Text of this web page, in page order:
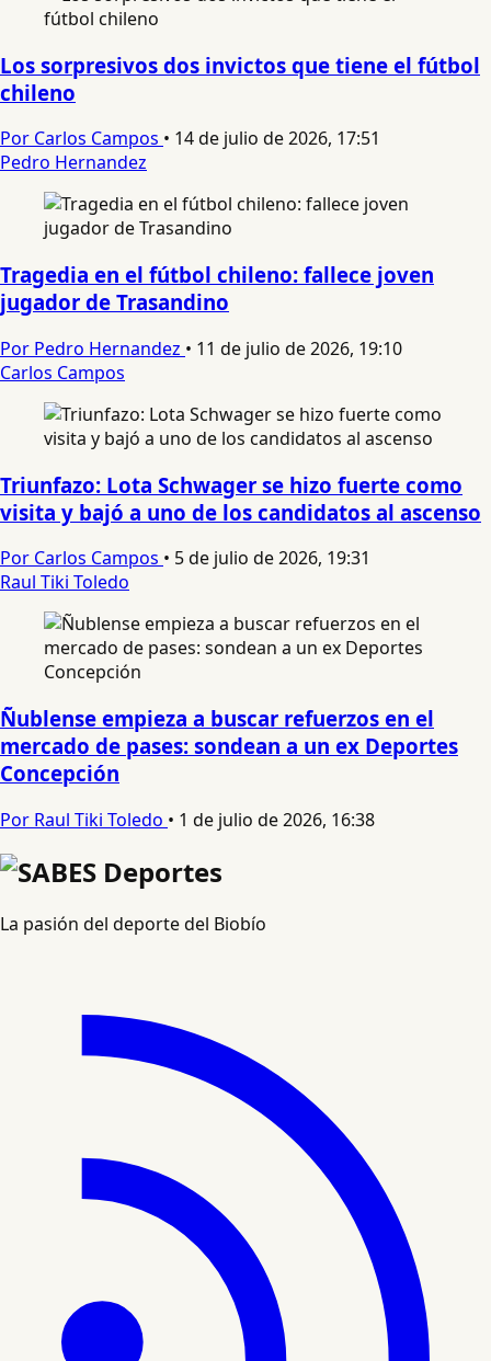
Los sorpresivos dos invictos que tiene el fútbol
chileno
Por Carlos Campos • 14 de julio de 2026, 17:51
Pedro Hernandez
Tragedia en el fútbol chileno: fallece joven
jugador de Trasandino
Por Pedro Hernandez • 11 de julio de 2026, 19:10
Carlos Campos
Triunfazo: Lota Schwager se hizo fuerte como
visita y bajó a uno de los candidatos al ascenso
Por Carlos Campos • 5 de julio de 2026, 19:31
Raul Tiki Toledo
Ñublense empieza a buscar refuerzos en el
mercado de pases: sondean a un ex Deportes
Concepción
Por Raul Tiki Toledo • 1 de julio de 2026, 16:38
La pasión del deporte del Biobío